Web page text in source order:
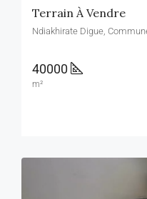
Terrain À Vendre
40000
m²